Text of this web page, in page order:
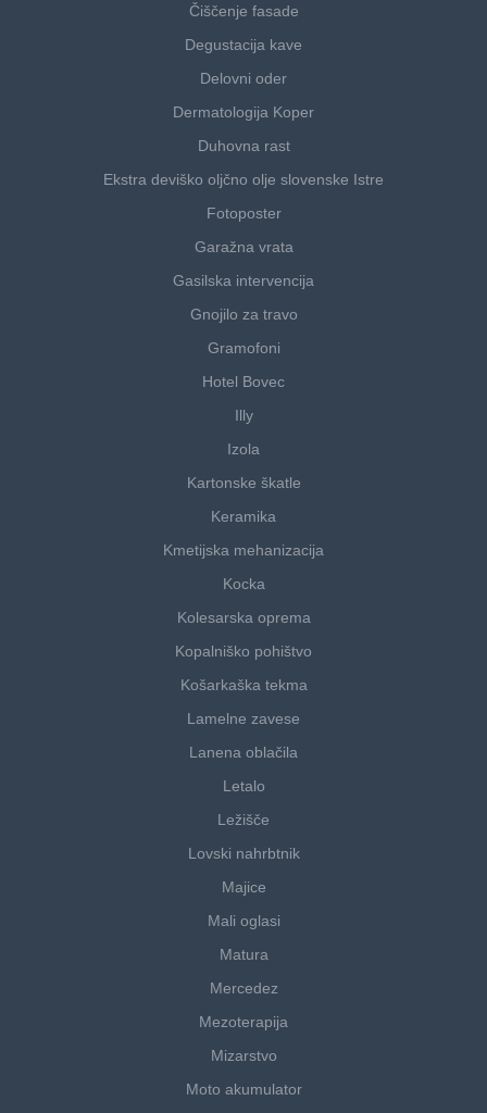
Čiščenje fasade
Degustacija kave
Delovni oder
Dermatologija Koper
Duhovna rast
Ekstra deviško oljčno olje slovenske Istre
Fotoposter
Garažna vrata
Gasilska intervencija
Gnojilo za travo
Gramofoni
Hotel Bovec
Illy
Izola
Kartonske škatle
Keramika
Kmetijska mehanizacija
Kocka
Kolesarska oprema
Kopalniško pohištvo
Košarkaška tekma
Lamelne zavese
Lanena oblačila
Letalo
Ležišče
Lovski nahrbtnik
Majice
Mali oglasi
Matura
Mercedez
Mezoterapija
Mizarstvo
Moto akumulator